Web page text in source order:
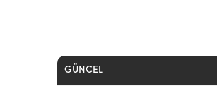
GÜNCEL